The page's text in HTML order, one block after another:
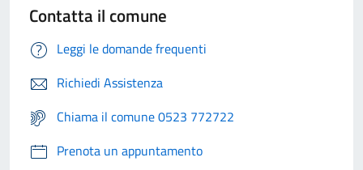
Contatta il comune
Leggi le domande frequenti
Richiedi Assistenza
Chiama il comune 0523 772722
Prenota un appuntamento